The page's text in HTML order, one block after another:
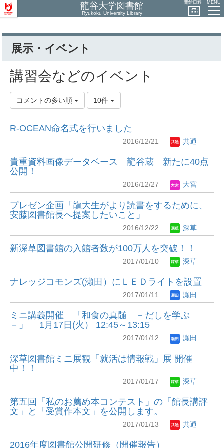
龍谷大学図書館
Ryukoku University Library
開館日程 MENU
展示・イベント
講習会などのイベント
コメントの多い順 10件
R-OCEAN命名式を行いました
2016/12/21 共通
貴重資料画像データベース 龍谷蔵 新たに40点
公開！
2016/12/27 大宮
プレゼン企画「龍大生がより読書をするために、
安藤図書館長へ提案したいこと」
2016/12/22 深草
新深草図書館の入館者数が100万人を突破！！
2017/01/10 深草
ナレッジコモンズ(瀬田）にＬＥＤライトを設置
2017/01/11 瀬田
ミニ講義開催 「和食の真髄 －だしを学ぶ
－」 1月17日(火） 12:45～13:15
2017/01/12 瀬田
深草図書館ミニ展観「就活は情報戦」展 開催
中！！
2017/01/17 深草
第五回「私のお薦め本コンテスト」の「館長講評
文」と「受賞作本文」を公開します。
2017/01/13 共通
2016年度図書館公開研修（開催報告）